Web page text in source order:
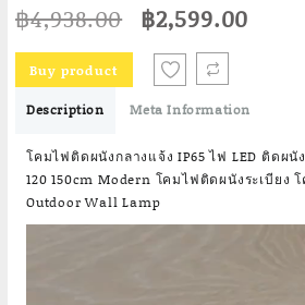
฿4,938.00 Original
price
was:
฿4,938.00.
฿2,599.00
Buy product
Description Meta Information
โคมไฟติดผนังกลางแจ้ง IP65 ไฟ LED ติดผนั
120 150cm Modern โคมไฟติดผนังระเบียง
Outdoor Wall Lamp